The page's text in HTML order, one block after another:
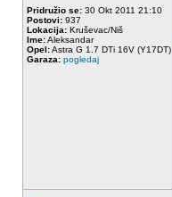
Pridružio se: 30 Okt 2011 21:10
Postovi: 937
Lokacija: Kruševac/Niš
Ime:Aleksandar
Opel:Astra G 1.7 DTi 16V (Y17DT)
Garaza: pogledaj